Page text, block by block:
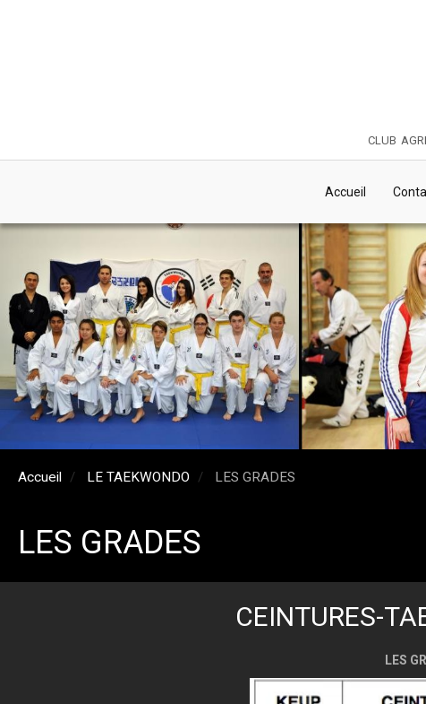
club
Accueil
Accueil LE TAEKWONDO LES GRADES
LES GRADES
CEINTURES-
LES